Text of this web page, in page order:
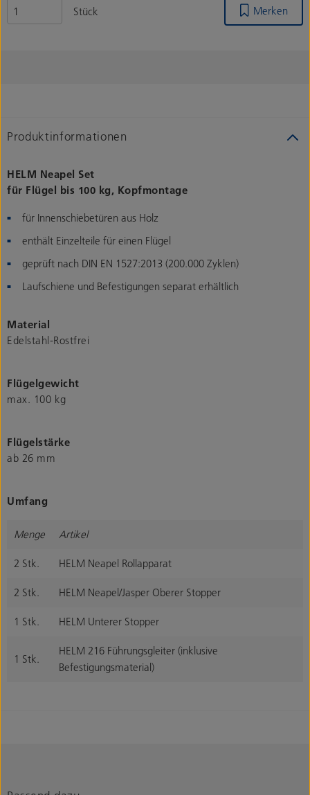
Stück
Merken
Produktinformationen
HELM Neapel Set
für Flügel bis 100 kg, Kopfmontage
für Innenschiebetüren aus Holz
enthält Einzelteile für einen Flügel
geprüft nach DIN EN 1527:2013 (200.000 Zyklen)
Laufschiene und Befestigungen separat erhältlich
Material
Edelstahl-Rostfrei
Flügelgewicht
max. 100 kg
Flügelstärke
ab 26 mm
Umfang
Menge Artikel
2 Stk. HELM Neapel Rollapparat
2 Stk. HELM Neapel/Jasper Oberer Stopper
1 Stk. HELM Unterer Stopper
1 Stk.
HELM 216 Führungsgleiter (inklusive
Befestigungsmaterial)